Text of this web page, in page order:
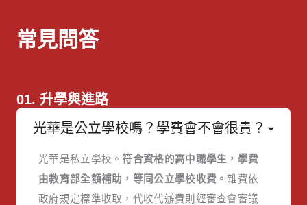
常見問答
01. 升學與進路
光華是公立學校嗎？學費會不會很貴？
光華是私立學校。符合資格的高中職學生，學費
由教育部全額補助，等同公立學校收費。雜費依
政府規定標準收取，代收代辦費則經審查會審議